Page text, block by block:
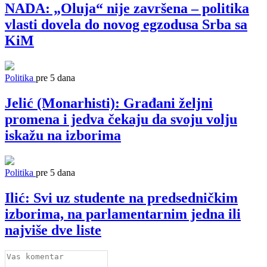
NADA: „Oluja“ nije završena – politika
vlasti dovela do novog egzodusa Srba sa
KiM
Politika pre 5 dana
Jelić (Monarhisti): Građani željni
promena i jedva čekaju da svoju volju
iskažu na izborima
Politika pre 5 dana
Ilić: Svi uz studente na predsedničkim
izborima, na parlamentarnim jedna ili
najviše dve liste